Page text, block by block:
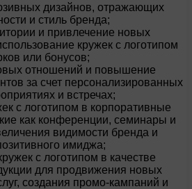
дизайнов, отражающих
и стиль бренда;
и привлечение новых
кружек с логотипом
или бонусов;
отношений и повышение
за счет персонализированных
и встречах;
с логотипом в корпоративные
как конференции, семинары и
видимости бренда и
имиджа;
с логотипом в качестве
для продвижения новых
создания промо-кампаний и